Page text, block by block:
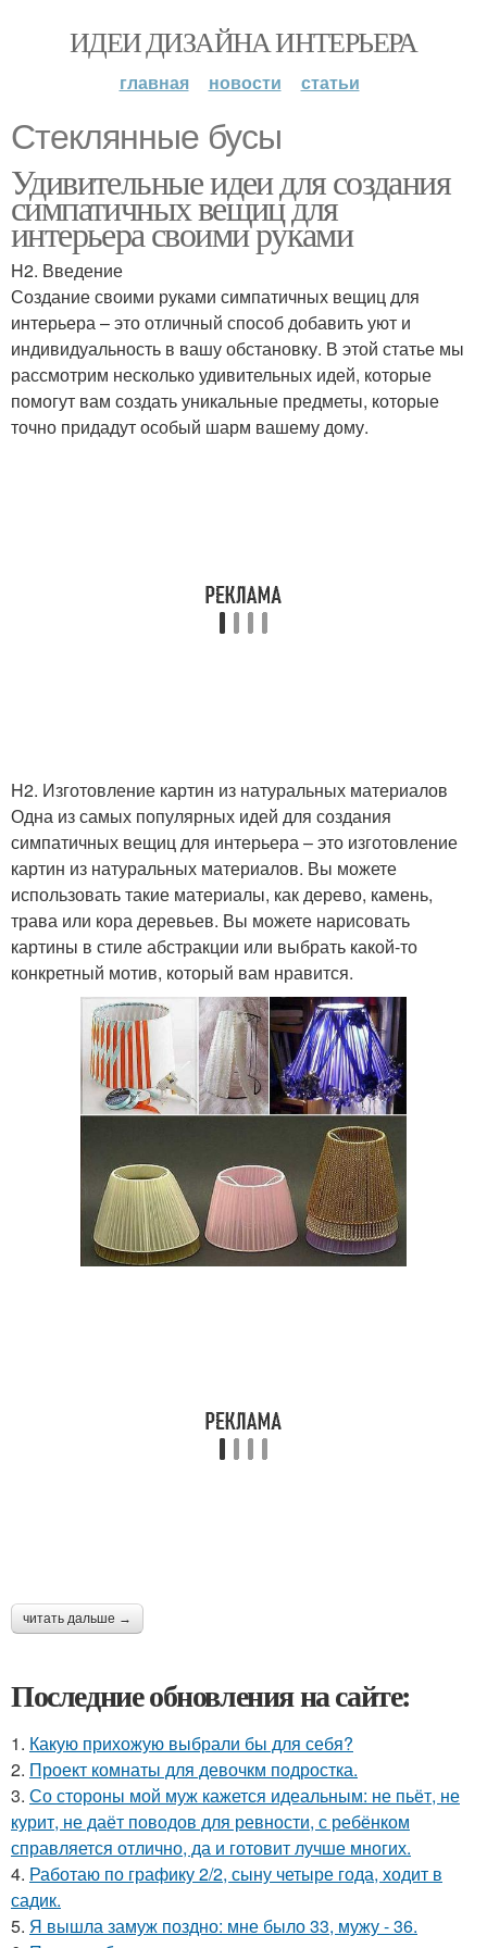
ИДЕИ ДИЗАЙНА ИНТЕРЬЕРА
главная новости статьи
Стеклянные бусы
Удивительные идеи для создания
симпатичных вещиц для
интерьера своими руками
H2. Введение
Создание своими руками симпатичных вещиц для
интерьера – это отличный способ добавить уют и
индивидуальность в вашу обстановку. В этой статье мы
рассмотрим несколько удивительных идей, которые
помогут вам создать уникальные предметы, которые
точно придадут особый шарм вашему дому.
H2. Изготовление картин из натуральных материалов
Одна из самых популярных идей для создания
симпатичных вещиц для интерьера – это изготовление
картин из натуральных материалов. Вы можете
использовать такие материалы, как дерево, камень,
трава или кора деревьев. Вы можете нарисовать
картины в стиле абстракции или выбрать какой-то
конкретный мотив, который вам нравится.
читать дальше →
Последние обновления на сайте:
1. Какую прихожую выбрали бы для себя?
2. Проект комнаты для девочкм подростка.
3. Со стороны мой муж кажется идеальным: не пьёт, не
курит, не даёт поводов для ревности, с ребёнком
справляется отлично, да и готовит лучше многих.
4. Работаю по графику 2/2, сыну четыре года, ходит в
садик.
5. Я вышла замуж поздно: мне было 33, мужу - 36.